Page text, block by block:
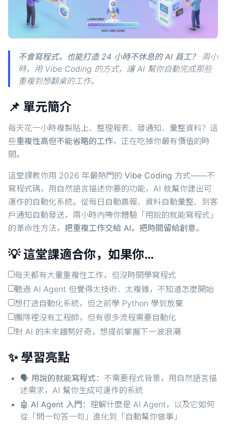
不會寫程式，也能打造 24 小時不休息的 AI 員工？
兩小
時，用 Vibe Coding 的方式，讓 AI 幫你自動完成那些
重複到想翻桌的工作。
📌 單元簡介
每天花一小時複製貼上、整理報表、發通知、彙整資料？這
些重複性高但不能省略的工作，正在吃掉你最有價值的時
間。
這堂課教你用 2026 年最熱門的 Vibe Coding 方式——不
寫程式碼，用自然語言描述你要的功能，AI 就幫你建出可
運作的自動化系統。從每日自動晨報、資料自動彙整、到客
戶通知自動發送，兩小時內帶你體驗「用說的就能寫程式」
的革命性方法， 把重複工作交給 AI，把時間留給創意。
💡 這堂課適合你，如果你…
每天都有大量重複性工作，但沒時間學寫程式
聽過 AI Agent 但覺得太技術、太複雜，不知道怎麼開始
想打造自動化系統，但之前學 Python 學到放棄
團隊裡沒有工程師，但有很多流程需要自動化
對 AI 的未來趨勢好奇，想提前掌握下一波浪潮
✨ 學習亮點
🗣️ 用說的就能寫程式 ：不需要程式背景，用自然語言描
述需求，AI 幫你生成可運作的系統
🤖 AI Agent 入門 ：理解什麼是 AI Agent，以及它如何
從「問一句答一句」進化到「自動幫你做事」